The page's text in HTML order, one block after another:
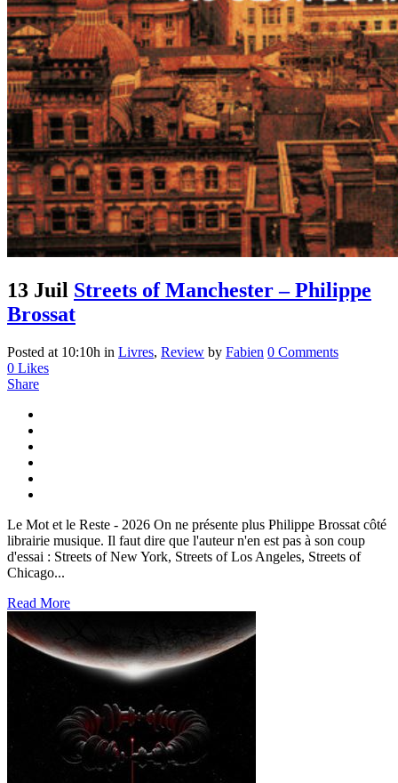
13 Juil Streets of Manchester – Philippe
Brossat
Posted at 10:10h in Livres, Review by Fabien 0 Comments
0 Likes
Share
Le Mot et le Reste - 2026 On ne présente plus Philippe Brossat côté
librairie musique. Il faut dire que l'auteur n'en est pas à son coup
d'essai : Streets of New York, Streets of Los Angeles, Streets of
Chicago...
Read More